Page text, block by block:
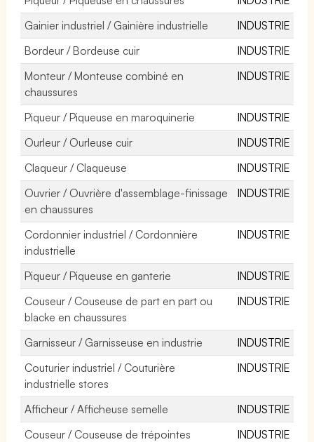
Gainier industriel / Gainière industrielle
INDUSTRIE
Bordeur / Bordeuse cuir
INDUSTRIE
Monteur / Monteuse combiné en
chaussures
INDUSTRIE
Piqueur / Piqueuse en maroquinerie
INDUSTRIE
Ourleur / Ourleuse cuir
INDUSTRIE
Claqueur / Claqueuse
INDUSTRIE
Ouvrier / Ouvrière d'assemblage-finissage
en chaussures
INDUSTRIE
Cordonnier industriel / Cordonnière
industrielle
INDUSTRIE
Piqueur / Piqueuse en ganterie
INDUSTRIE
Couseur / Couseuse de part en part ou
blacke en chaussures
INDUSTRIE
Garnisseur / Garnisseuse en industrie
INDUSTRIE
Couturier industriel / Couturière
industrielle stores
INDUSTRIE
Afficheur / Afficheuse semelle
INDUSTRIE
Couseur / Couseuse de trépointes
INDUSTRIE